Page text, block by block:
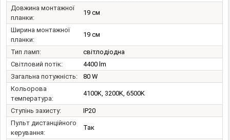
Довжина монтажної
планки:
19 см
Ширина монтажної
планки:
19 см
Тип ламп:
світлодіодна
Світловий потік:
4400 lm
Загальна потужність:
80 W
Кольорова
температура:
4100K, 3200K, 6500K
Ступінь захисту:
IP20
Пульт дистанційного
керування:
Так